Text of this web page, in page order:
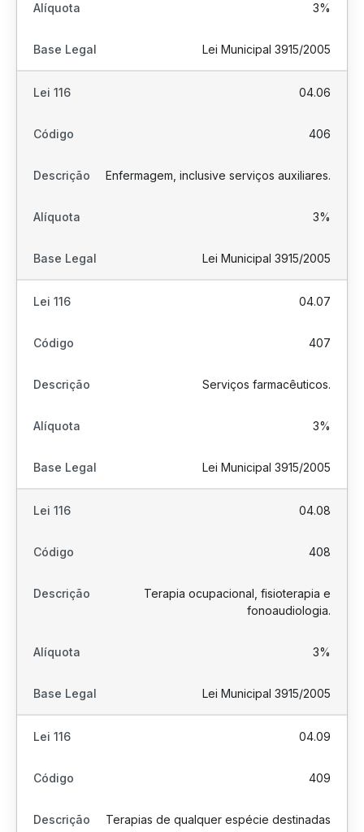
3%
Lei Municipal 3915/2005
04.06
406
Enfermagem, inclusive serviços auxiliares.
3%
Lei Municipal 3915/2005
04.07
407
Serviços farmacêuticos.
3%
Lei Municipal 3915/2005
04.08
408
Terapia ocupacional, fisioterapia e
fonoaudiologia.
3%
Lei Municipal 3915/2005
04.09
409
Terapias de qualquer espécie destinadas